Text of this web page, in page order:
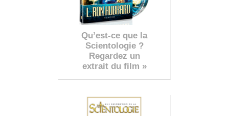
Qu’est-ce que la
Scientologie ?
Regardez un
extrait du film »